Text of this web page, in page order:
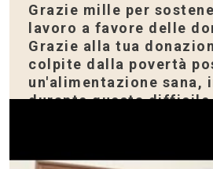
Grazie mille per
lavoro a favore delle
Grazie alla tua
colpite dalla povertà
un'alimentazione sana,
durante questa
DONA ORA!